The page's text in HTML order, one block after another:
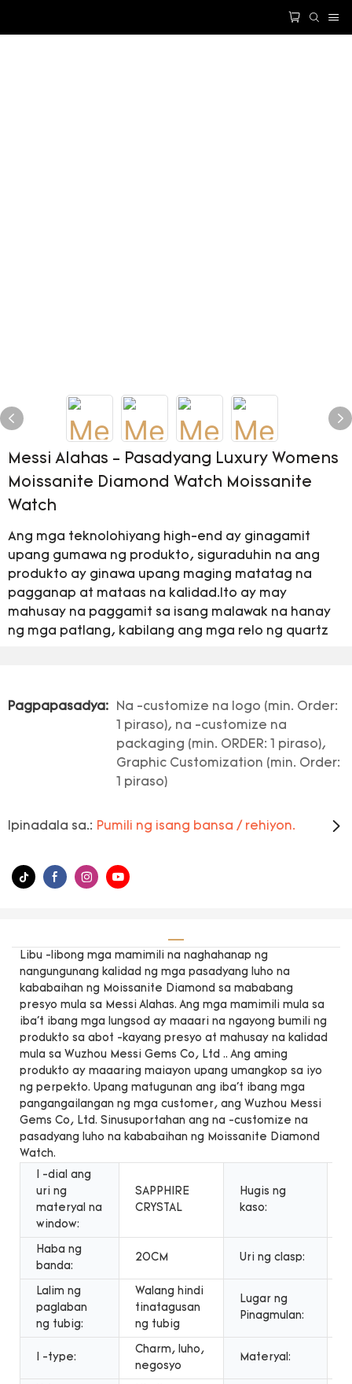
Messi Alahas - Pasadyang Luxury Womens
Moissanite Diamond Watch Moissanite
Watch
Ang mga teknolohiyang high-end ay ginagamit
upang gumawa ng produkto, siguraduhin na ang
produkto ay ginawa upang maging matatag na
pagganap at mataas na kalidad.Ito ay may
mahusay na paggamit sa isang malawak na hanay
ng mga patlang, kabilang ang mga relo ng quartz
Pagpapasadya:
Na -customize na logo (min. Order:
1 piraso), na -customize na
packaging (min. ORDER: 1 piraso),
Graphic Customization (min. Order:
1 piraso)
Ipinadala sa.: Pumili ng isang bansa / rehiyon.
Libu -libong mga mamimili na naghahanap ng
nangungunang kalidad ng mga pasadyang luho na
kababaihan ng Moissanite Diamond sa mababang
presyo mula sa Messi Alahas. Ang mga mamimili mula sa
iba't ibang mga lungsod ay maaari na ngayong bumili ng
produkto sa abot -kayang presyo at mahusay na kalidad
mula sa Wuzhou Messi Gems Co, Ltd .. Ang aming
produkto ay maaaring maiayon upang umangkop sa iyo
ng perpekto. Upang matugunan ang iba't ibang mga
pangangailangan ng mga customer, ang Wuzhou Messi
Gems Co, Ltd. Sinusuportahan ang na -customize na
pasadyang luho na kababaihan ng Moissanite Diamond
Watch.
I -dial ang
uri ng
materyal na
window:
SAPPHIRE
CRYSTAL
Hugis ng
kaso:
Haba ng
banda:
20CM Uri ng clasp:
Lalim ng
paglaban
ng tubig:
Walang hindi
tinatagusan
ng tubig
Lugar ng
Pinagmulan:
I -type:
Charm, luho,
negosyo
Materyal: